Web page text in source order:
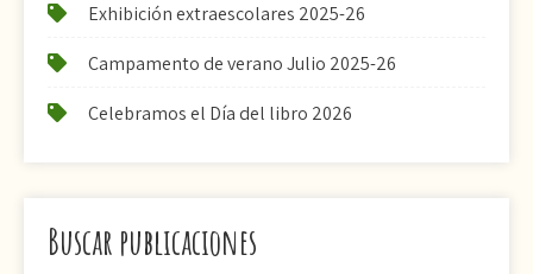
Exhibición extraescolares 2025-26
Campamento de verano Julio 2025-26
Celebramos el Día del libro 2026
Buscar publicaciones